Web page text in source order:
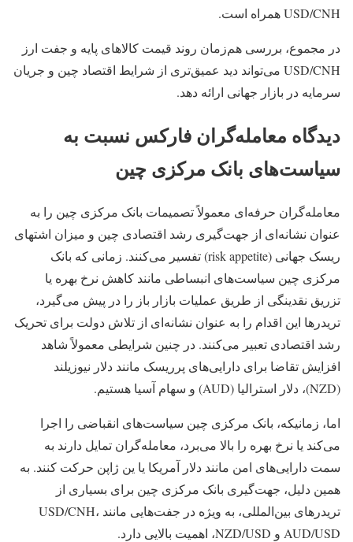
USD/CNH همراه است.
در مجموع، بررسی هم‌زمان روند قیمت کالاهای پایه و جفت‌ ارز
USD/CNH می‌تواند دید عمیق‌تری از شرایط اقتصاد چین و جریان
سرمایه در بازار جهانی ارائه دهد.
دیدگاه معامله‌گران فارکس نسبت به
سیاست‌های بانک مرکزی چین
معامله‌گران حرفه‌ای معمولاً تصمیمات بانک مرکزی چین را به‌
عنوان نشانه‌ای از جهت‌گیری رشد اقتصادی چین و میزان اشتهای
ریسک جهانی (risk appetite) تفسیر می‌کنند. زمانی که بانک
مرکزی چین سیاست‌های انبساطی مانند کاهش نرخ بهره یا
تزریق نقدینگی از طریق عملیات بازار باز را در پیش می‌گیرد،
تریدرها این اقدام را به‌ عنوان نشانه‌ای از تلاش دولت برای تحریک
رشد اقتصادی تعبیر می‌کنند. در چنین شرایطی معمولاً شاهد
افزایش تقاضا برای دارایی‌های پرریسک مانند دلار نیوزیلند
(NZD)، دلار استرالیا (AUD) و سهام آسیا هستیم.
اما، زمانیکه، بانک مرکزی چین سیاست‌های انقباضی را اجرا
می‌کند یا نرخ بهره را بالا می‌برد، معامله‌گران تمایل دارند به
سمت دارایی‌های امن مانند دلار آمریکا یا ین ژاپن حرکت کنند. به
همین دلیل، جهت‌گیری بانک مرکزی چین برای بسیاری از
تریدرهای بین‌المللی، به‌ ویژه در جفت‌هایی مانند USD/CNH،
AUD/USD و NZD/USD، اهمیت بالایی دارد.